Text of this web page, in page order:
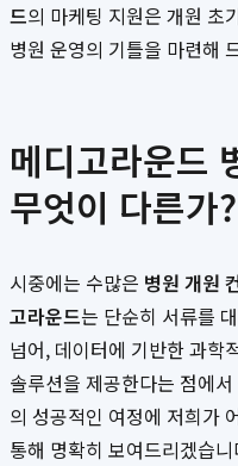
드의 마케팅 지원은 개원 초
병원 운영의 기틀을 마련해
메디고라운드
무엇이 다른가?
시중에는 수많은 병원 개원
고라운드는 단순히 서류를
넘어, 데이터에 기반한 과학
솔루션을 제공한다는 점에
의 성공적인 여정에 저희가
통해 명확히 보여드리겠습